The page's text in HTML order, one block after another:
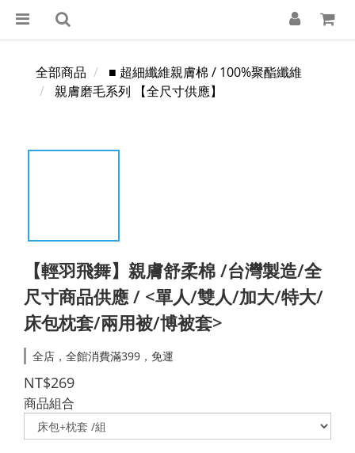
全部商品
■ 超細纖維親膚棉 / 100%聚酯纖維
親膚磨毛系列 【全尺寸供應】
【輕羽飛舞】親膚舒柔棉 /台灣製造/全
尺寸商品供應 / <單人/雙人/加大/特大/
床包枕套/兩用被/博被套>
全店，全館消費滿399，免運
NT$269
商品組合